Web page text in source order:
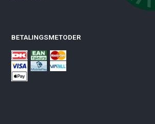
BETALINGSMETODER